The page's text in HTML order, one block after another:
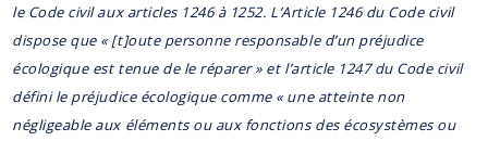
le Code civil aux articles 1246 à 1252. L’Article 1246 du Code civil
dispose que « [t]oute personne responsable d’un préjudice
écologique est tenue de le réparer » et l’article 1247 du Code civil
défini le préjudice écologique comme « une atteinte non
négligeable aux éléments ou aux fonctions des écosystèmes ou